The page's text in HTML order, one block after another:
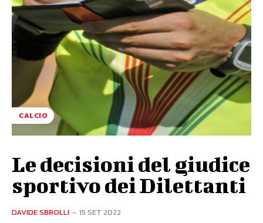
CALCIO
Le decisioni del giudice
sportivo dei Dilettanti
DAVIDE SBROLLI - 15 SET 2022